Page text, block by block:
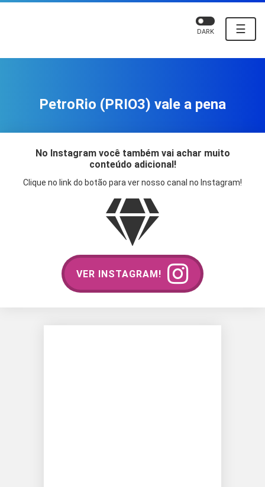
☰
DARK
PetroRio (PRIO3) vale a pena
No Instagram você também vai achar muito
conteúdo adicional!
Clique no link do botão para ver nosso canal no Instagram!
VER INSTAGRAM!